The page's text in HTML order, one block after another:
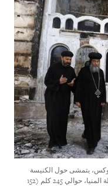
يتمشى حول الكنيسة
الإنجيلية التي تعرضت للحرق والتدمير، في محافظة المنيا، حوالي 245 كلم (152